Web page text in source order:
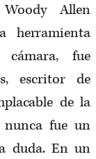
Allen
herramienta
fue
escritor de
de la
nunca fue un
duda. En un